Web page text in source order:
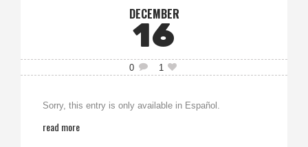
DECEMBER
16
0 1
Sorry, this entry is only available in Español.
read more